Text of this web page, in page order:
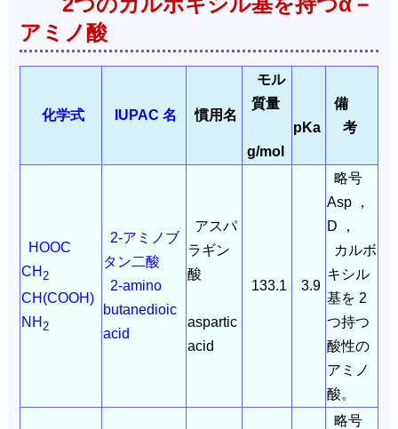
アミノ酸
化学式 IUPAC 名 慣用名
モル
質量
g/mol
pKa
備
考
HOOC
CH 2
CH(COOH)
NH 2
2-アミノブ
タン二酸
2-amino
butanedioic
acid
アスパ
ラギン
酸
aspartic
acid
133.1 3.9
略号
Asp ，
D ，
カルボ
キシル
基を 2
つ持つ
酸性の
アミノ
酸。
略号